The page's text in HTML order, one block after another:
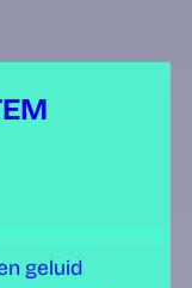
geluid